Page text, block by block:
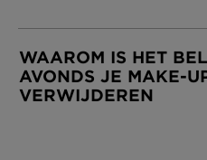
WAAROM IS HET
AVONDS JE MAKE-
VERWIJDEREN